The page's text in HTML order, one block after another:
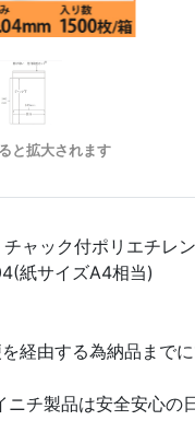
と拡大されます
ャック付ポリエチレン
紙サイズA4相当)
経由する為納品まで
チ製品は安全安心の